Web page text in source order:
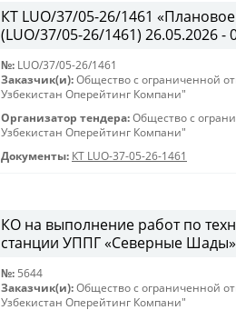
КТ LUO/37/05-26/1461
(LUO/37/05-26/1461) 26.05.2026 -
№: LUO/37/05-26/1461
Заказчик(и): Общество с ограниченной
Узбекистан Оперейтинг Компани"
Организатор тендера: Общество с
Узбекистан Оперейтинг Компани"
Документы: КТ LUO-37-05-26-1461
КО на выполнение работ по
станции УППГ «Северные Шады»
№: 5644
Заказчик(и): Общество с ограниченной
Узбекистан Оперейтинг Компани"